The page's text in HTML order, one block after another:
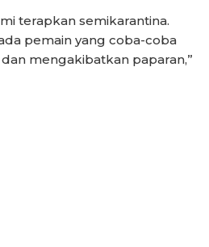
terapkan semikarantina.
pemain yang coba-coba
mengakibatkan paparan,”